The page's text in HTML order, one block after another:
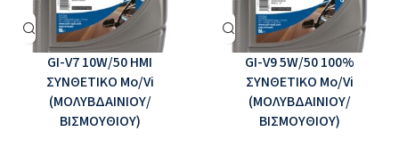
GI-V7 10W/50 ΗΜΙ
ΣΥΝΘΕΤΙΚΟ Mo/Vi
(ΜΟΛΥΒΔΑΙΝΙΟΥ/
ΒΙΣΜΟΥΘΙΟΥ)
GI-V9 5W/50 100%
ΣΥΝΘΕΤΙΚΟ Mo/Vi
(ΜΟΛΥΒΔΑΙΝΙΟΥ/
ΒΙΣΜΟΥΘΙΟΥ)